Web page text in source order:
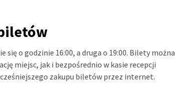
o godzinie 16:00, a druga o 19:00. Bilety można
miejsc, jak i bezpośrednio w kasie recepcji
zakupu biletów przez internet.